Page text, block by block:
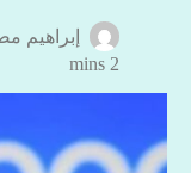
إبراهيم
2 mins